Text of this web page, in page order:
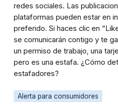
redes sociales. Las
plataformas pueden estar en
preferido. Si haces clic en
se comunicarán contigo y te
un permiso de trabajo, una
pero es una estafa. ¿Cómo
estafadores?
Alerta para consumidores